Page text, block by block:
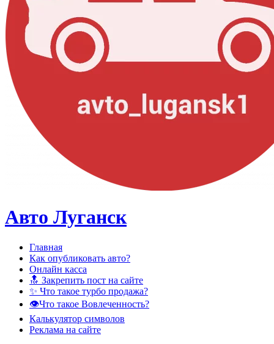
Авто Луганск
Главная
Как опубликовать авто?
Онлайн касса
🔝 Закрепить пост на сайте
✨ Что такое турбо продажа?
👁️Что такое Вовлеченность?
Калькулятор символов
Реклама на сайте